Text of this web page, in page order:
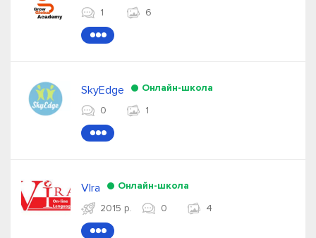
1
6
●●●
SkyEdge
Онлайн-школа
0
1
●●●
VIra
Онлайн-школа
2015 р.
0 4
●●●